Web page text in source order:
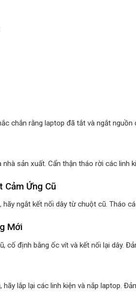
chắn rằng laptop đã tắt và ngắt nguồn
sản xuất. Cẩn thận tháo rời các linh
Cảm Ứng Cũ
hãy ngắt kết nối dây từ chuột cũ. Tháo
Mới
cố định bằng ốc vít và kết nối lại dây.
lắp lại các linh kiện và nắp laptop.